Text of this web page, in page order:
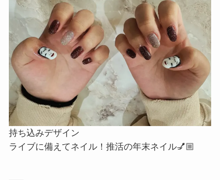
持ち込みデザイン
ライブに備えてネイル！推活の年末ネイル💅🏼